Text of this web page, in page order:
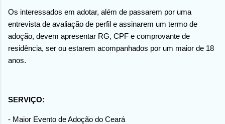
Os interessados em adotar, além de passarem por uma
entrevista de avaliação de perfil e assinarem um termo de
adoção, devem apresentar RG, CPF e comprovante de
residência, ser ou estarem acompanhados por um maior de 18
anos.
SERVIÇO:
- Maior Evento de Adoção do Ceará